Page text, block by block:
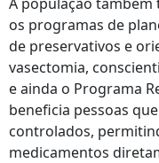
os programas de
de preservativos e
vasectomia,
e ainda o Programa
beneficia pessoas
controlados,
medicamentos